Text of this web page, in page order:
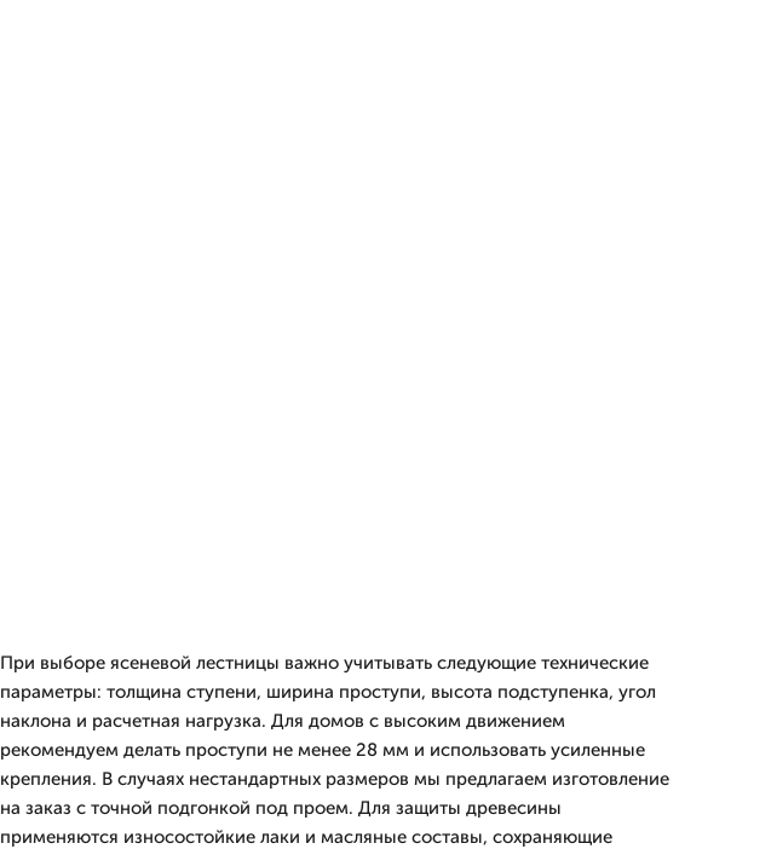
При выборе ясеневой лестницы важно учитывать следующие технические
параметры: толщина ступени, ширина проступи, высота подступенка, угол
наклона и расчетная нагрузка. Для домов с высоким движением
рекомендуем делать проступи не менее 28 мм и использовать усиленные
крепления. В случаях нестандартных размеров мы предлагаем изготовление
на заказ с точной подгонкой под проем. Для защиты древесины
применяются износостойкие лаки и масляные составы, сохраняющие